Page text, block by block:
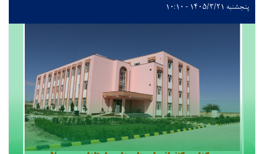
پنجشنبه ۱۴۰۵/۳/۲۱ - ۱۰:۱۰